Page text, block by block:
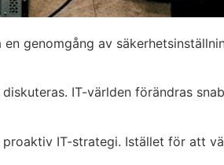
genomgång av
IT-världen förändras
IT-strategi. Istället för att